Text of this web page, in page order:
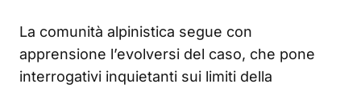
La comunità alpinistica segue con
apprensione l’evolversi del caso, che pone
interrogativi inquietanti sui limiti della